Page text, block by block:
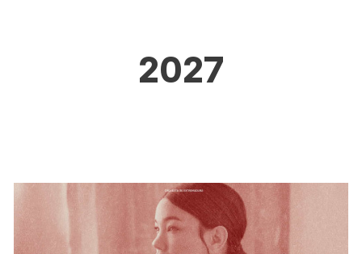
2027